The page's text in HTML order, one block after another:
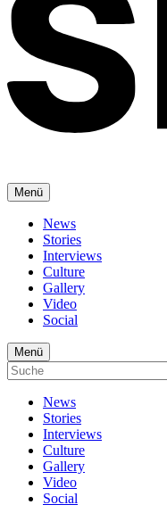
Menü
News
Stories
Interviews
Culture
Gallery
Video
Social
Menü
News
Stories
Interviews
Culture
Gallery
Video
Social